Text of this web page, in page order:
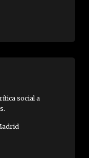
social a